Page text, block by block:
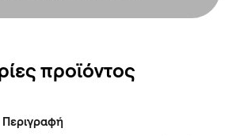
προϊόντος
Περιγραφή